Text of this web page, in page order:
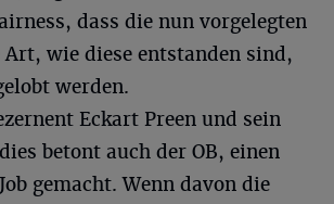
dass die nun vorgelegten
Art, wie diese entstanden sind,
werden.
Eckart Preen und sein
betont auch der OB, einen
gemacht. Wenn davon die